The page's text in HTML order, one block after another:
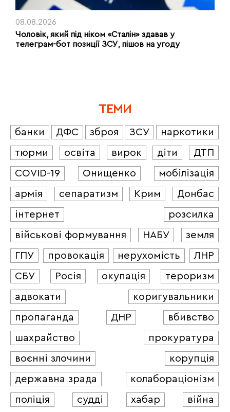
08.08.2026
Чоловік, який під ніком «Сталін» здавав у
телеграм-бот позиції ЗСУ, пішов на угоду
ТЕМИ
банки ДФС зброя ЗСУ
наркотики
тюрми
освіта вирок діти
ДТП
COVID-19
Онищенко
мобілізація
армія
сепаратизм Крим
Донбас
інтернет
розсилка
військові формування
НАБУ
земля
ГПУ
провокація нерухомість
ЛНР
СБУ
Росія окупація
тероризм
адвокати
коригувальники
пропаганда
ДНР
вбивство
шахрайство
прокуратура
воєнні злочини
корупція
державна зрада
колабораціонізм
поліція
судді хабар війна